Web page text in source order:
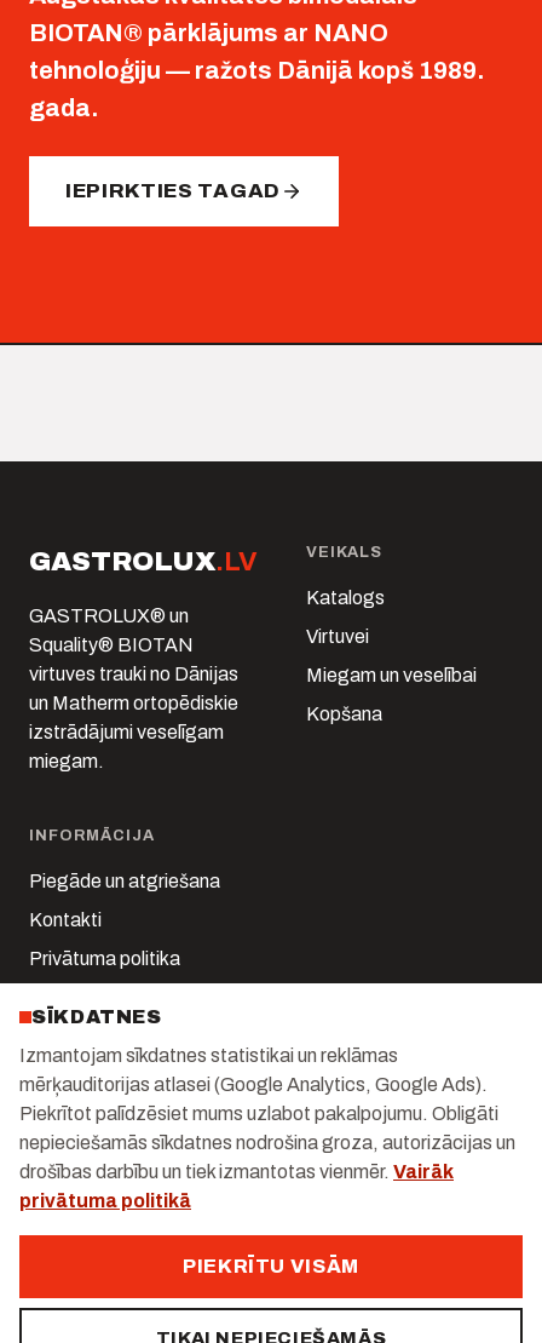
BIOTAN® pārklājums ar NANO
tehnoloģiju — ražots Dānijā kopš 1989.
gada.
IEPIRKTIES TAGAD
GASTROLUX.LV
GASTROLUX® un
Squality® BIOTAN
virtuves trauki no Dānijas
un Matherm ortopēdiskie
izstrādājumi veselīgam
miegam.
VEIKALS
Katalogs
Virtuvei
Miegam un veselībai
Kopšana
INFORMĀCIJA
Piegāde un atgriešana
Kontakti
Privātuma politika
KONTAKTI
Kalnciema iela 1-k2, Rīga
+371 29 247 171
info@gastrolux.lv
Darba dienās 10:00–18:00
SĪKDATNES
Izmantojam sīkdatnes statistikai un reklāmas
mērķauditorijas atlasei (Google Analytics, Google Ads).
Piekrītot palīdzēsiet mums uzlabot pakalpojumu. Obligāti
nepieciešamās sīkdatnes nodrošina groza, autorizācijas un
drošības darbību un tiek izmantotas vienmēr. Vairāk
privātuma politikā
PIEKRĪTU VISĀM
TIKAI NEPIECIEŠAMĀS